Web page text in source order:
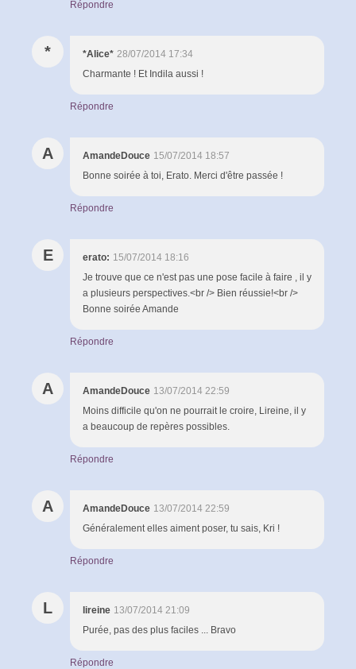
Répondre
* *Alice* 28/07/2014 17:34
Charmante ! Et Indila aussi !
Répondre
A AmandeDouce 15/07/2014 18:57
Bonne soirée à toi, Erato. Merci d'être passée !
Répondre
E erato: 15/07/2014 18:16
Je trouve que ce n'est pas une pose facile à faire , il y
a plusieurs perspectives.<br /> Bien réussie!<br />
Bonne soirée Amande
Répondre
A AmandeDouce 13/07/2014 22:59
Moins difficile qu'on ne pourrait le croire, Lireine, il y
a beaucoup de repères possibles.
Répondre
A AmandeDouce 13/07/2014 22:59
Généralement elles aiment poser, tu sais, Kri !
Répondre
L lireine 13/07/2014 21:09
Purée, pas des plus faciles ... Bravo
Répondre